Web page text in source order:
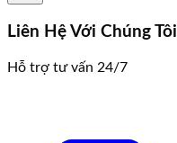
Liên Hệ Với Chúng Tôi
Hỗ trợ tư vấn 24/7